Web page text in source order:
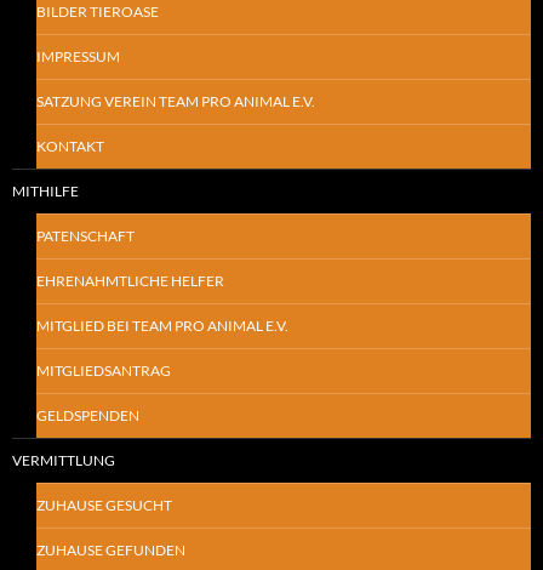
BILDER TIEROASE
IMPRESSUM
SATZUNG VEREIN TEAM PRO ANIMAL E.V.
KONTAKT
MITHILFE
PATENSCHAFT
EHRENAHMTLICHE HELFER
MITGLIED BEI TEAM PRO ANIMAL E.V.
MITGLIEDSANTRAG
GELDSPENDEN
VERMITTLUNG
ZUHAUSE GESUCHT
ZUHAUSE GEFUNDEN